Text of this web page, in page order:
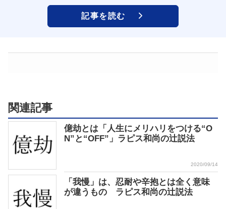
記事を読む
関連記事
億劫とは「人生にメリハリをつける“O
N”と“OFF”」ラピス和尚の辻説法
2020/09/14
「我慢」は、忍耐や辛抱とは全く意味
が違うもの ラピス和尚の辻説法